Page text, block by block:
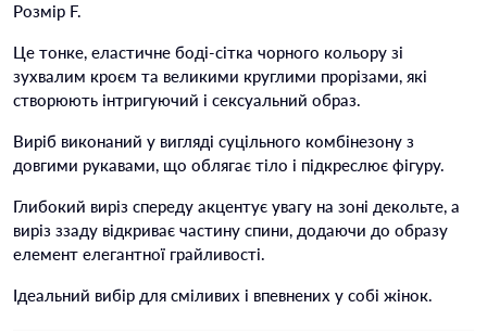
Розмір F.
Це тонке, еластичне боді-сітка чорного кольору зі
зухвалим кроєм та великими круглими прорізами, які
створюють інтригуючий і сексуальний образ.
Виріб виконаний у вигляді суцільного комбінезону з
довгими рукавами, що облягає тіло і підкреслює фігуру.
Глибокий виріз спереду акцентує увагу на зоні декольте, а
виріз ззаду відкриває частину спини, додаючи до образу
елемент елегантної грайливості.
Ідеальний вибір для сміливих і впевнених у собі жінок.